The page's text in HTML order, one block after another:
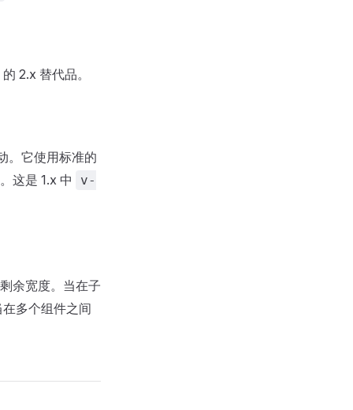
的 2.x 替代品。
。它使用标准的
这是 1.x 中
v-
余宽度。当在子
多个组件之间